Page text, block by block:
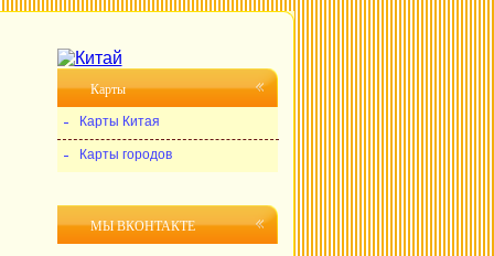
Карты
Карты Китая
Карты городов
МЫ ВКОНТАКТЕ